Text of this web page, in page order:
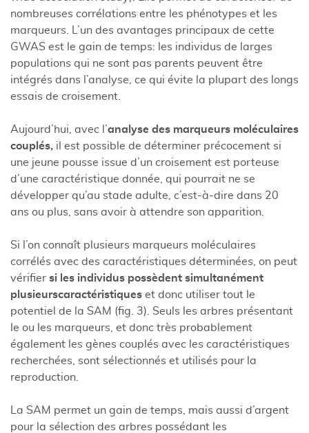
nombreuses corrélations entre les phénotypes et les
marqueurs. L’un des avantages principaux de cette
GWAS est le gain de temps: les individus de larges
populations qui ne sont pas parents peuvent être
intégrés dans l’analyse, ce qui évite la plupart des longs
essais de croisement.
Aujourd’hui, avec l’analyse des marqueurs moléculaires
couplés, il est possible de déterminer précocement si
une jeune pousse issue d’un croisement est porteuse
d’une caractéristique donnée, qui pourrait ne se
développer qu’au stade adulte, c’est-à-dire dans 20
ans ou plus, sans avoir à attendre son apparition.
Si l’on connaît plusieurs marqueurs moléculaires
corrélés avec des caractéristiques déterminées, on peut
vérifier si les individus possèdent simultanément
plusieurscaractéristiques et donc utiliser tout le
potentiel de la SAM (fig. 3). Seuls les arbres présentant
le ou les marqueurs, et donc très probablement
également les gènes couplés avec les caractéristiques
recherchées, sont sélectionnés et utilisés pour la
reproduction.
La SAM permet un gain de temps, mais aussi d’argent
pour la sélection des arbres possédant les